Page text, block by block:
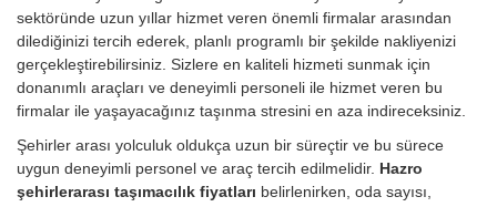
sektöründe uzun yıllar hizmet veren önemli firmalar arasından
dilediğinizi tercih ederek, planlı programlı bir şekilde nakliyenizi
gerçekleştirebilirsiniz. Sizlere en kaliteli hizmeti sunmak için
donanımlı araçları ve deneyimli personeli ile hizmet veren bu
firmalar ile yaşayacağınız taşınma stresini en aza indireceksiniz.
Şehirler arası yolculuk oldukça uzun bir süreçtir ve bu sürece
uygun deneyimli personel ve araç tercih edilmelidir. Hazro
şehirlerarası taşımacılık fiyatları belirlenirken, oda sayısı,